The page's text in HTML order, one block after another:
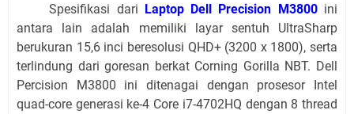
Spesifikasi dari Laptop Dell Precision M3800ini
antara lain adalah memiliki layar sentuh UltraSharp
berukuran 15,6 inci beresolusi QHD+ (3200 x 1800), serta
terlindung dari goresan berkat Corning Gorilla NBT. Dell
Percision M3800 ini ditenagai dengan prosesor Intel
quad-core generasi ke-4 Core i7-4702HQ dengan 8 thread